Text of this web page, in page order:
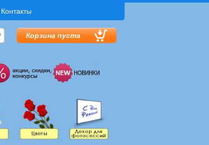
Контакты
Корзина пуста